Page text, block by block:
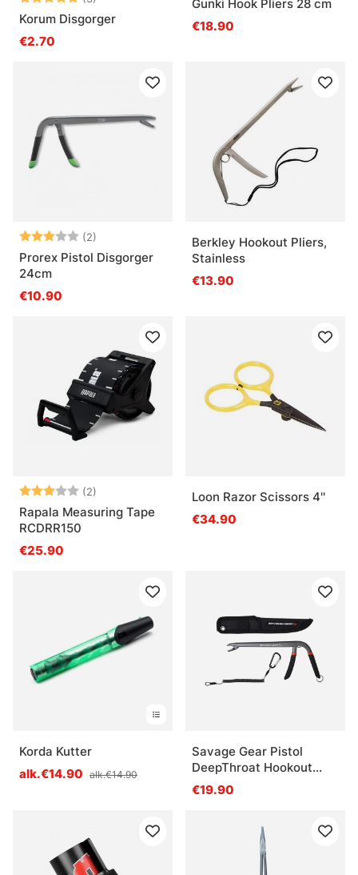
Korum Disgorger
€2.70
Gunki Hook Pliers 28 cm
€18.90
Arvio: (2)
3.0 5:sta tähdestä
Prorex Pistol Disgorger
24cm
€10.90
Berkley Hookout Pliers,
Stainless
€13.90
Arvio: (2)
3.0 5:sta tähdestä
Rapala Measuring Tape
RCDRR150
€25.90
Loon Razor Scissors 4''
€34.90
Korda Kutter
alk.€14.90 alk.€14.90
Savage Gear Pistol
DeepThroat Hookout
22.5cm
€19.90